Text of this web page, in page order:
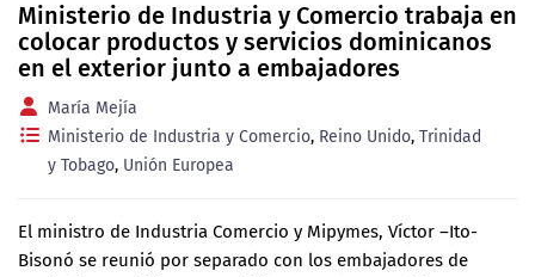
Ministerio de Industria y Comercio trabaja en
colocar productos y servicios dominicanos
en el exterior junto a embajadores
María Mejía
Ministerio de Industria y Comercio, Reino Unido, Trinidad
y Tobago, Unión Europea
El ministro de Industria Comercio y Mipymes, Víctor –Ito-
Bisonó se reunió por separado con los embajadores de